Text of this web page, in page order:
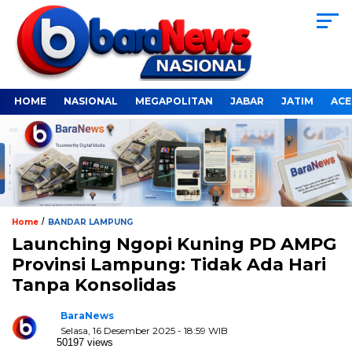
HOME NASIONAL MEGAPOLITAN JABAR JATIM
Home / BANDAR LAMPUNG
Launching Ngopi Kuning PD AMPG
Provinsi Lampung: Tidak Ada Hari
Tanpa Konsolidas
BaraNews
Selasa, 16 Desember 2025 - 18:59 WIB
50197 views